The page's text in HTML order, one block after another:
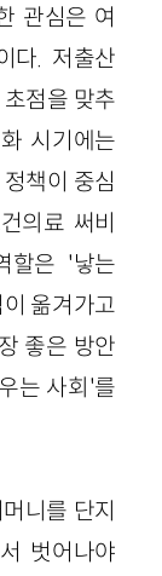
관심은 여
다. 저출산
점을 맞추
시기에는
책이 중심
의료 써비
할은 '낳는
옮겨가고
좋은 방안
는 사회'를
니를 단지
벗어나야